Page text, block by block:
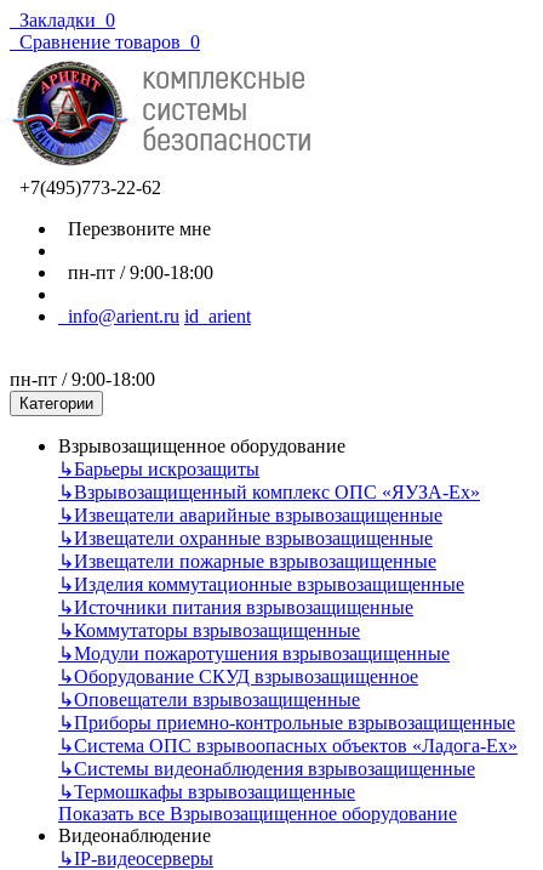
Закладки 0
Сравнение товаров 0
+7(495)773-22-62
Перезвоните мне
пн-пт / 9:00-18:00
info@arient.ru id_arient
пн-пт / 9:00-18:00
Категории
Взрывозащищенное оборудование
↳Барьеры искрозащиты
↳Взрывозащищенный комплекс ОПС «ЯУЗА-Ех»
↳Извещатели аварийные взрывозащищенные
↳Извещатели охранные взрывозащищенные
↳Извещатели пожарные взрывозащищенные
↳Изделия коммутационные взрывозащищенные
↳Источники питания взрывозащищенные
↳Коммутаторы взрывозащищенные
↳Модули пожаротушения взрывозащищенные
↳Оборудование СКУД взрывозащищенное
↳Оповещатели взрывозащищенные
↳Приборы приемно-контрольные взрывозащищенные
↳Система ОПС взрывоопасных объектов «Ладога-Ex»
↳Системы видеонаблюдения взрывозащищенные
↳Термошкафы взрывозащищенные
Показать все Взрывозащищенное оборудование
Видеонаблюдение
↳IP-видеосерверы